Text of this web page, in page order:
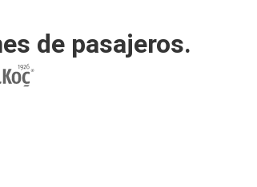
de pasajeros.